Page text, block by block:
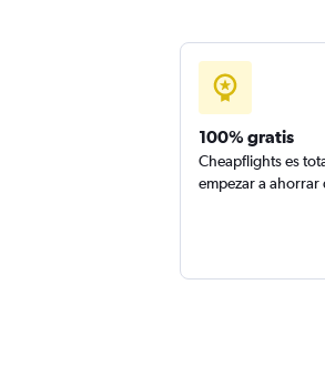
100% gratis
Cheapflights es
empezar a ahorrar